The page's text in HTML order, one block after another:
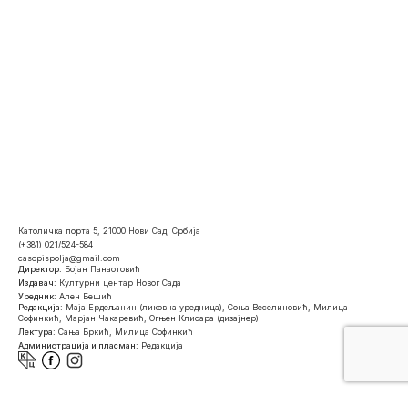
Католичка порта 5, 21000 Нови Сад, Србија
(+381) 021/524-584
casopispolja@gmail.com
Директор: Бојан Панаотовић
Издавач: Културни центар Новог Сада
Уредник: Ален Бешић
Редакција: Маја Ердељанин (ликовна уредница), Соња Веселиновић, Милица
Софинкић, Марјан Чакаревић, Огњен Клисара (дизајнер)
Лектура: Сања Бркић, Милица Софинкић
Администрација и пласман: Редакција